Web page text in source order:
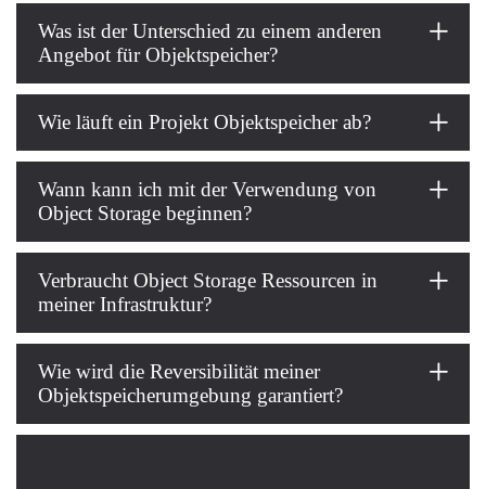
Was ist der Unterschied zu einem anderen
Angebot für Objektspeicher?
Wie läuft ein Projekt Objektspeicher ab?
Wann kann ich mit der Verwendung von
Object Storage beginnen?
Verbraucht Object Storage Ressourcen in
meiner Infrastruktur?
Wie wird die Reversibilität meiner
Objektspeicherumgebung garantiert?